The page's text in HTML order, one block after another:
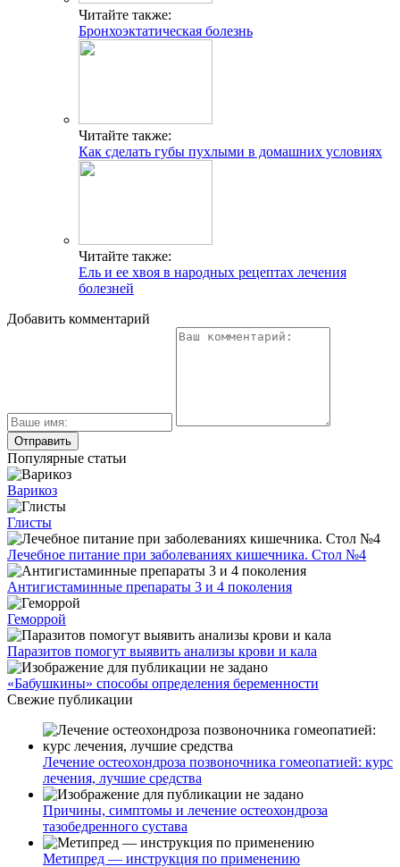
Читайте также:
Бронхоэктатическая болезнь
Читайте также:
Как сделать губы пухлыми в домашних условиях
Читайте также:
Ель и ее хвоя в народных рецептах лечения
болезней
Добавить комментарий
Популярные статьи
Варикоз
Глисты
Лечебное питание при заболеваниях кишечника. Стол №4
Антигистаминные препараты 3 и 4 поколения
Геморрой
Паразитов помогут выявить анализы крови и кала
«Бабушкины» способы определения беременности
Свежие публикации
Лечение остеохондроза позвоночника гомеопатией: курс
лечения, лучшие средства
Причины, симптомы и лечение остеохондроза
тазобедренного сустава
Метипред — инструкция по применению